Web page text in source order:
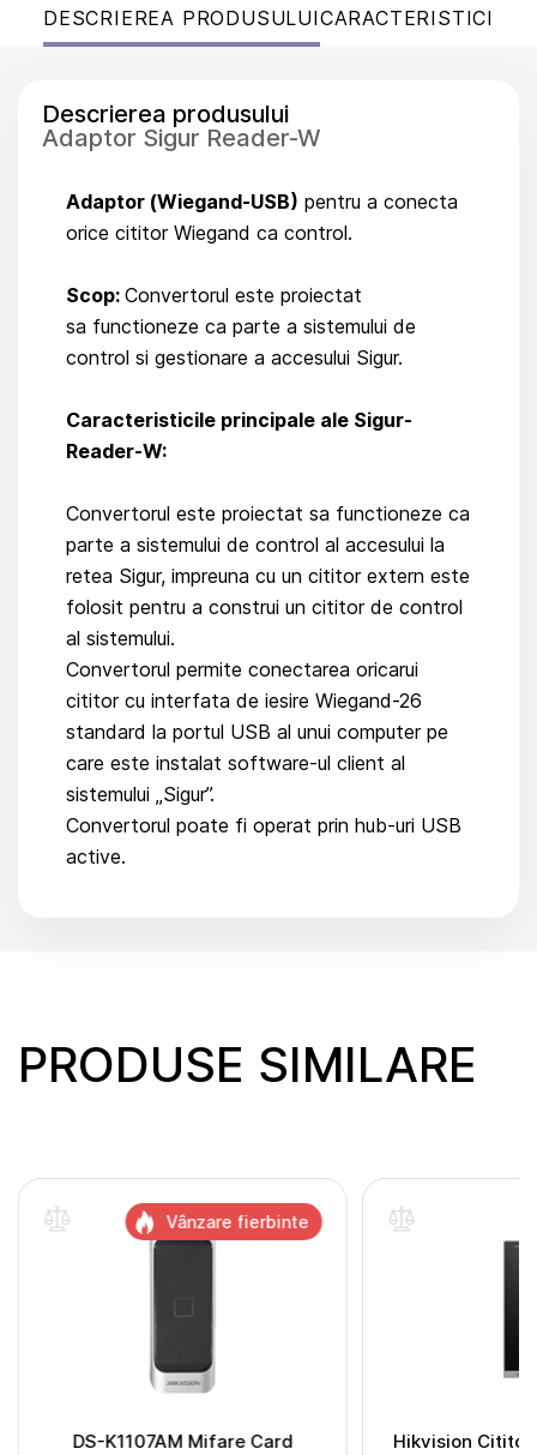
DESCRIEREA PRODUSULUICARACTERISTICI
Descrierea produsului
Adaptor Sigur Reader-W
Adaptor (Wiegand-USB) pentru a conecta
orice cititor Wiegand ca control.
Scop: Convertorul este proiectat
sa functioneze ca parte a sistemului de
control si gestionare a accesului Sigur.
Caracteristicile principale ale Sigur-
Reader-W:
Convertorul este proiectat sa functioneze ca
parte a sistemului de control al accesului la
retea Sigur, impreuna cu un cititor extern este
folosit pentru a construi un cititor de control
al sistemului.
Convertorul permite conectarea oricarui
cititor cu interfata de iesire Wiegand-26
standard la portul USB al unui computer pe
care este instalat software-ul client al
sistemului „Sigur”.
Convertorul poate fi operat prin hub-uri USB
active.
PRODUSE SIMILARE
DS-K1107AM Mifare Card
Vânzare fierbinte
Hikvision